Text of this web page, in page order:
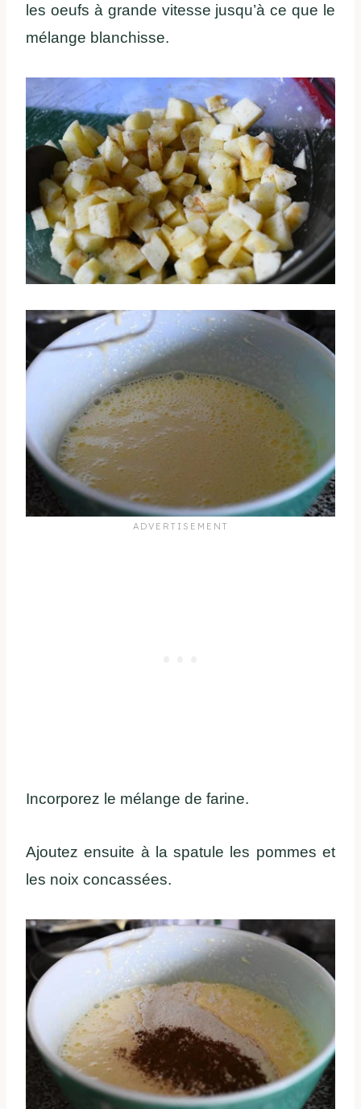
les oeufs à grande vitesse jusqu’à ce que le
mélange blanchisse.
Incorporez le mélange de farine.
Ajoutez ensuite à la spatule les pommes et
les noix concassées.